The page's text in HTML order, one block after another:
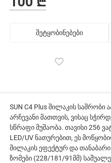
შეტყობინებები
SUN C4 Plus შილაკის საშრობი
არჩევანი მათთვის, ვისაც
სწრაფი მუშაობა. თავისი 256
LED/UV ნათურებით, ეს
შილაკის ეფექტურ და
ზომები (228/181/91მმ)